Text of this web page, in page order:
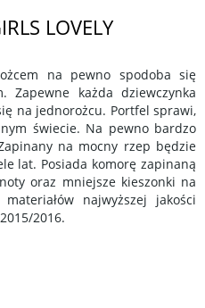
LOVELY
na pewno spodoba się
Zapewne każda dziewczynka
na jednorożcu. Portfel sprawi,
świecie. Na pewno bardzo
na mocny rzep będzie
lat. Posiada komorę zapinaną
oraz mniejsze kieszonki na
najwyższej jakości
2016.